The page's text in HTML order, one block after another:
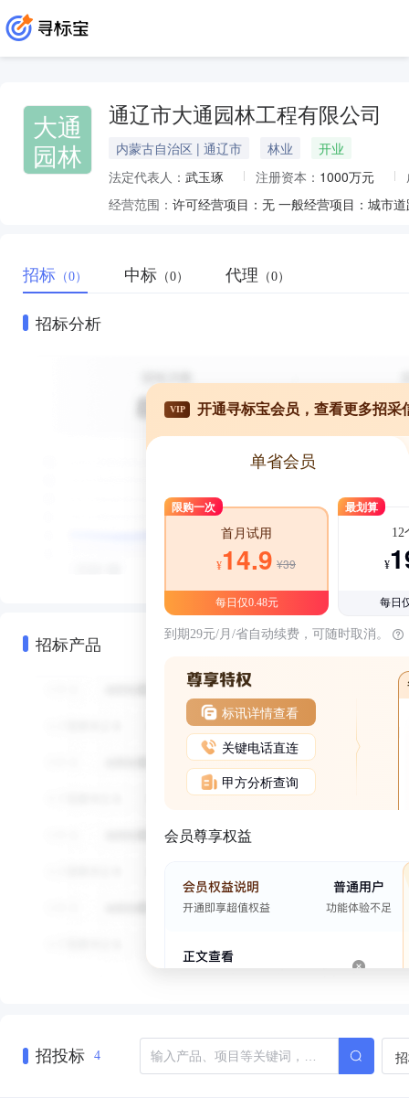
大通
园林
通辽市大通园林工程有限公司
内蒙古自治区 | 通辽市 林业
开业
法定代表人： 武玉琢 注册资本： 1000万元
经营范围：
招标 （0） 中标 （0） 代理 （0）
招标分析
招标产品
VIP 开通寻标宝会员，查看更多招采
单省会员
限购一次
首月试用
¥14.9 ¥39
每日仅0.48元
最划算
12
¥
每日
到期29元/月/省自动续费，可随时取消。
标讯详情查看
关键电话直连
甲方分析查询
会员尊享权益
招投标 4